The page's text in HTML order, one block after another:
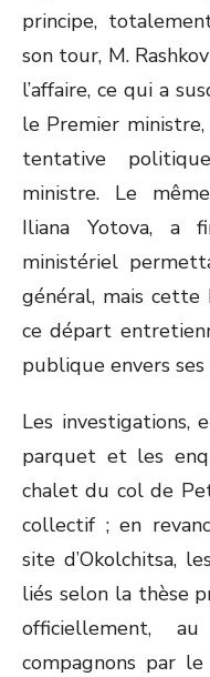
principe,
son tour, M.
l’affaire, ce qui a
le Premier
tentative
ministre. Le
Iliana Yotova, a
ministériel
général, mais
ce départ
publique envers
Les investigations,
parquet et les
chalet du col de
collectif ; en
site d’Okolchitsa,
liés selon la thèse
officiellement,
compagnons par